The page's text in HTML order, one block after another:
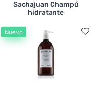
Sachajuan Champú
hidratante
Nuevo